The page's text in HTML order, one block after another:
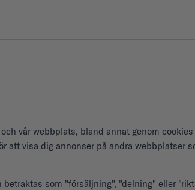
vår webbplats, bland annat genom
visa dig annonser på andra webbplatser
som "försäljning", "delning" eller